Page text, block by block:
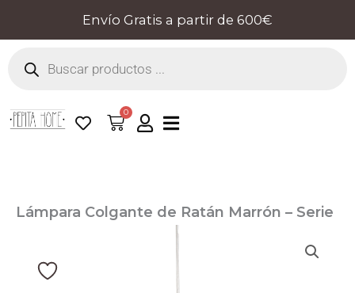
contenido
Envío Gratis a partir de 600€
productos
0
Cart
Lámpara Colgante de Ratán Marrón – Serie